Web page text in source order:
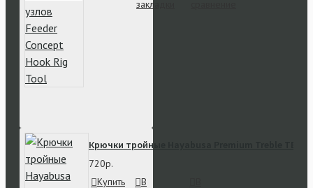
закладки
Крючки тройные Hayabusa Premium Treble
720р.
Купить
В